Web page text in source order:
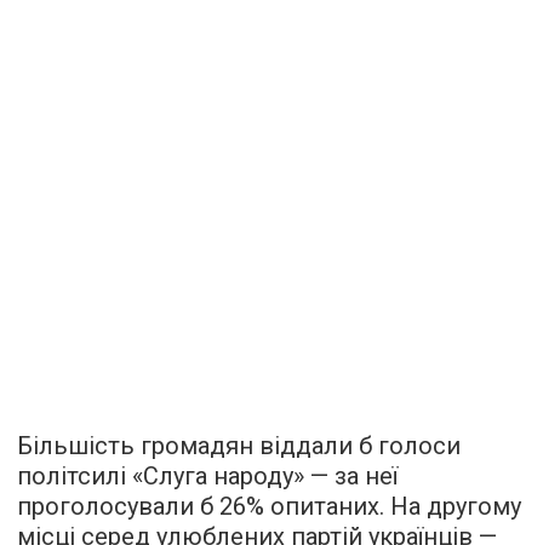
Більшість громадян віддали б голоси
політсилі «Слуга народу» — за неї
проголосували б 26% опитаних. На другому
місці серед улюблених партій українців —